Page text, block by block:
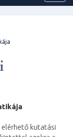
elérhető kutatási